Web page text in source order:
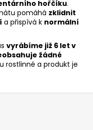
hořčíku.
pomáhá zklidnit
a přispívá k normální
vyrábíme již 6 let v
žádné
rostlinné a produkt je